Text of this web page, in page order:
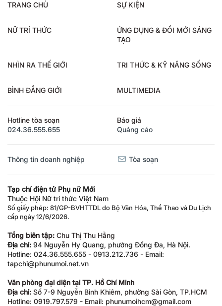
TRANG CHỦ SỰ KIỆN
NỮ TRÍ THỨC
ỨNG DỤNG & ĐỔI MỚI SÁNG
TẠO
NHÌN RA THẾ GIỚI TRI THỨC & KỸ NĂNG SỐNG
BÌNH ĐẲNG GIỚI MULTIMEDIA
Hotline tòa soạn
024.36.555.655
Báo giá
Quảng cáo
Thông tin doanh nghiệp Tòa soạn
Tạp chí điện tử Phụ nữ Mới
Thuộc Hội Nữ trí thức Việt Nam
Số giấy phép: 81/GP-BVHTTDL do Bộ Văn Hóa, Thể Thao và Du Lịch
cấp ngày 12/6/2026.
Tổng biên tập: Chu Thị Thu Hằng
Địa chỉ: 94 Nguyễn Hy Quang, phường Đống Đa, Hà Nội.
Hotline: 024.36.555.655 - 0913.212.736 - Email:
tapchi@phunumoi.net.vn
Văn phòng đại diện tại TP. Hồ Chí Minh
Địa chỉ: Số 7-9 Nguyễn Bỉnh Khiêm, phường Sài Gòn, TP.HCM
Hotline: 0919.797.579 - Email: phunumoihcm@gmail.com